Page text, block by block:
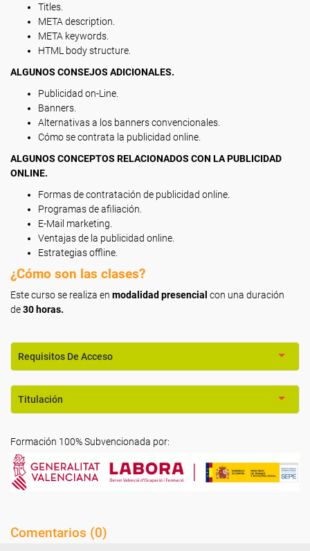
Titles.
META description.
META keywords.
HTML body structure.
ALGUNOS CONSEJOS ADICIONALES.
Publicidad on-Line.
Banners.
Alternativas a los banners convencionales.
Cómo se contrata la publicidad online.
ALGUNOS CONCEPTOS RELACIONADOS CON LA PUBLICIDAD
ONLINE.
Formas de contratación de publicidad online.
Programas de afiliación.
E-Mail marketing.
Ventajas de la publicidad online.
Estrategias offline.
¿Cómo son las clases?
Este curso se realiza en modalidad presencial con una duración
de30 horas.
Requisitos De Acceso
Titulación
Formación 100% Subvencionada por:
Comentarios (0)